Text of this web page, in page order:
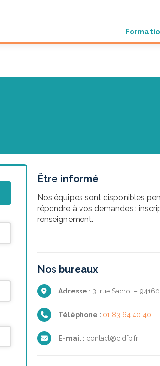
Être informé
Nos équipes sont disponibles
répondre à vos demandes :
renseignement.
Nos bureaux
Adresse : 3, rue Sacrot –
Téléphone : 01 83 64 40 40
E-mail : contact@cidfp.fr